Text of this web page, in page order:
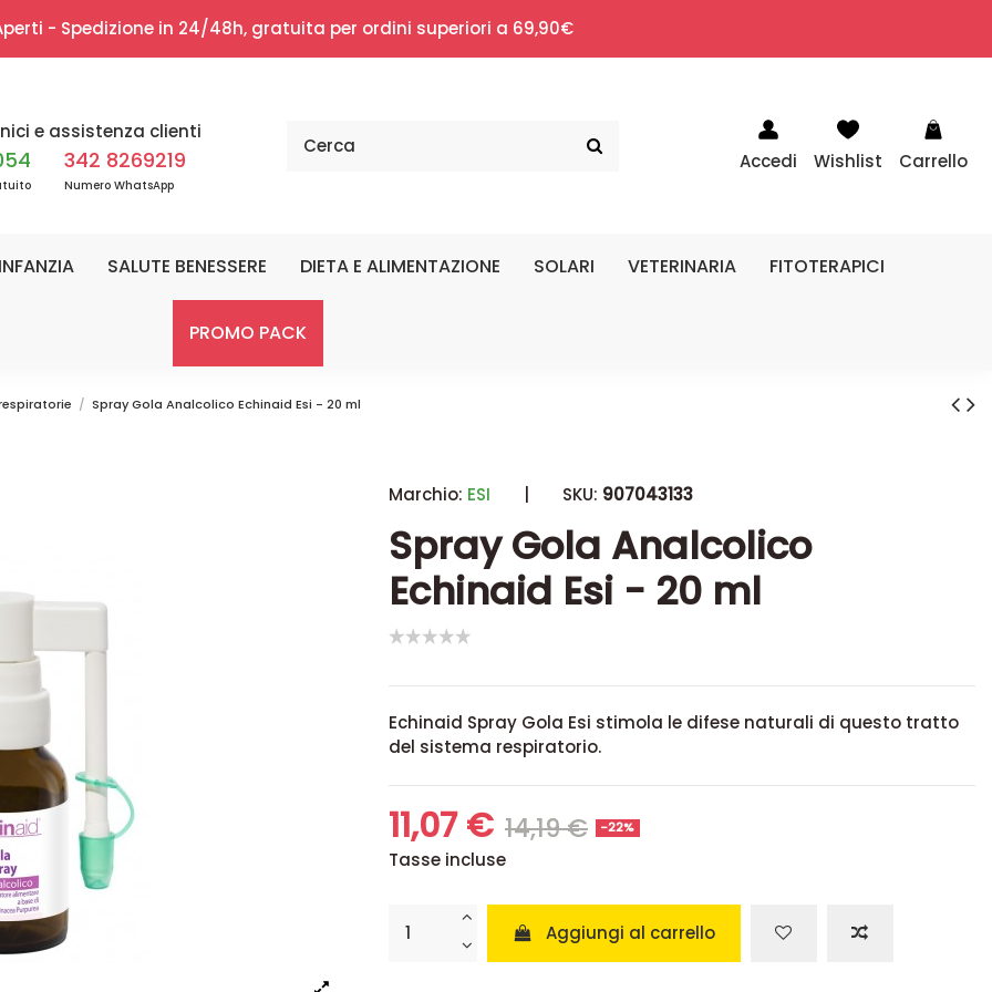
- Spedizione in 24/48h, gratuita per ordini superiori a 69,90€
e assistenza clienti
342 8269219
Numero WhatsApp
Accedi Wishlist Carrello
SALUTE BENESSERE DIETA E ALIMENTAZIONE SOLARI VETERINARIA FITOTERAPICI
PROMO PACK
Spray Gola Analcolico Echinaid Esi - 20 ml
Marchio: ESI | SKU: 907043133
Spray Gola Analcolico
Echinaid Esi - 20 ml
Echinaid Spray Gola Esi stimola le difese naturali di questo tratto
del sistema respiratorio.
11,07 € 14,19 € -22%
Tasse incluse
Aggiungi al carrello